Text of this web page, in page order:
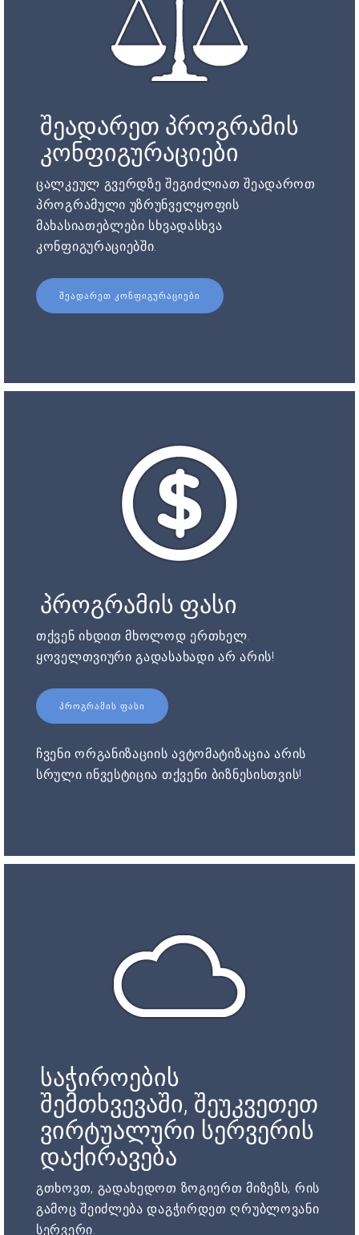
შეადარეთ პროგრამის
კონფიგურაციები
ცალკეულ გვერდზე შეგიძლიათ შეადაროთ
პროგრამული უზრუნველყოფის
მახასიათებლები სხვადასხვა
კონფიგურაციებში.
ᲨᲔᲐᲓᲐᲠᲔᲗ ᲙᲝᲜᲤᲘᲒᲣᲠᲐᲪᲘᲔᲑᲘ
პროგრამის ფასი
თქვენ იხდით მხოლოდ ერთხელ.
ყოველთვიური გადასახადი არ არის!
ᲞᲠᲝᲒᲠᲐᲛᲘᲡ ᲤᲐᲡᲘ
ჩვენი ორგანიზაციის ავტომატიზაცია არის
სრული ინვესტიცია თქვენი ბიზნესისთვის!
საჭიროების
შემთხვევაში, შეუკვეთეთ
ვირტუალური სერვერის
დაქირავება
გთხოვთ, გადახედოთ ზოგიერთ მიზეზს, რის
გამოც შეიძლება დაგჭირდეთ ღრუბლოვანი
სერვერი.